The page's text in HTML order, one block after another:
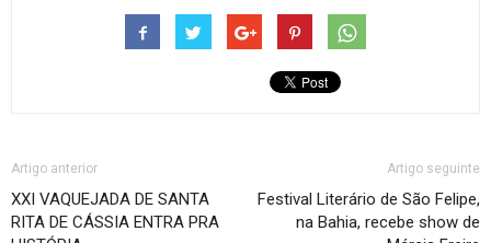
Artigo anterior
XXI VAQUEJADA DE SANTA
RITA DE CÁSSIA ENTRA PRA
Artigo seguinte
Festival Literário de São Felipe,
na Bahia, recebe show de